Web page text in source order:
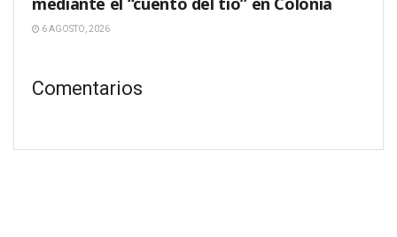
6 AGOSTO, 2026
Comentarios